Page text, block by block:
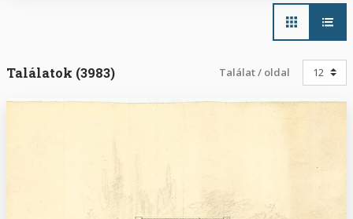
Main
navigation
Találatok (3983) Találat / oldal